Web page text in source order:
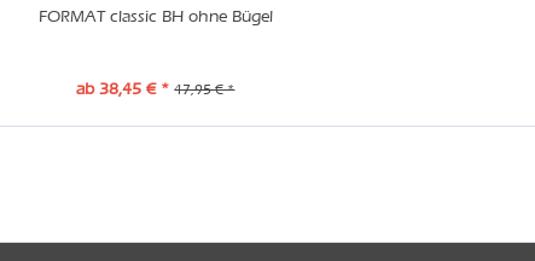
FORMAT classic BH ohne Bügel
ab 38,45 € * 47,95 € *